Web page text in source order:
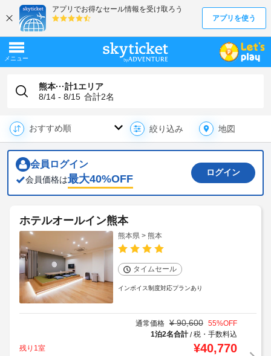
熊本···計1エリア
8/14 - 8/15 合計2名
絞り込み 地図
会員ログイン
会員価格は最大40%OFF
ログイン
ホテルオールイン熊本
熊本県 > 熊本
タイムセール
インボイス制度対応プランあり
通常価格 ¥ 90,600 55%OFF
1泊2名合計/税・手数料込
残り1室
¥40,770